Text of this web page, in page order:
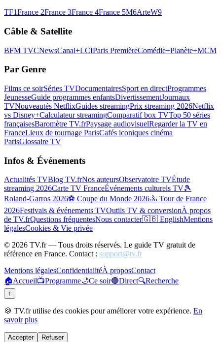
TF1France 2France 3France 4France 5M6ArteW9
Câble & Satellite
BFM TVCNewsCanal+LCIParis PremièreComédie+Planète+MCM
Par Genre
Films ce soirSéries TVDocumentairesSport en directProgrammes
JeunesseGuide programmes enfantsDivertissementJournaux
TVNouveautés NetflixGuides streamingPrix streaming 2026Netflix
vs Disney+Calculateur streamingComparatif box TVTop 50 séries
françaisesBaromètre TV.frPaysage audiovisuelRegarder la TV en
FranceLieux de tournage ParisCafés iconiques cinéma
ParisGlossaire TV
Infos & Événements
Actualités TVBlog TV.frNos auteursObservatoire TVÉtude
streaming 2026Carte TV FranceÉvénements culturels TV🎾
Roland-Garros 2026⚽ Coupe du Monde 2026🚴 Tour de France
2026Festivals & événements TVOutils TV & conversionÀ propos
de TV.frQuestions fréquentesNous contacter🇬🇧 EnglishMentions
légalesCookies & Vie privée
© 2026 TV.fr — Tous droits réservés. Le guide TV gratuit de
référence en France. Contact : support@tv.fr
Mentions légalesConfidentialitéÀ proposContact
🏠Accueil📺Programme🌙Ce soir🔴Direct🔍Recherche
↑
🍪 TV.fr utilise des cookies pour améliorer votre expérience. En
savoir plus
Accepter Refuser